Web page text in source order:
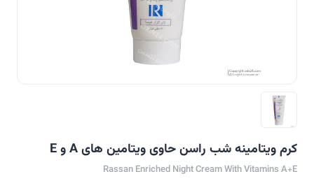
کرم ویتامینه شب راسن حاوی ویتامین های A و E
Rassan Enriched Night Cream With Vitamins A+E